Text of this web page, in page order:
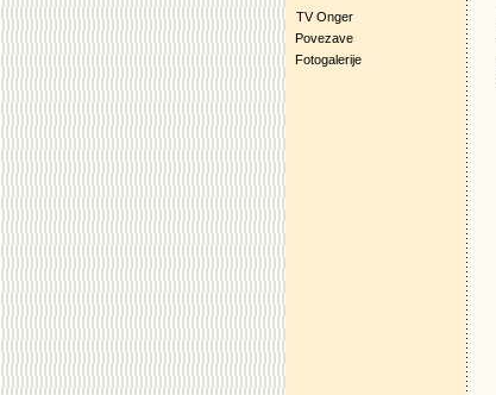
TV Onger
Povezave
Fotogalerije